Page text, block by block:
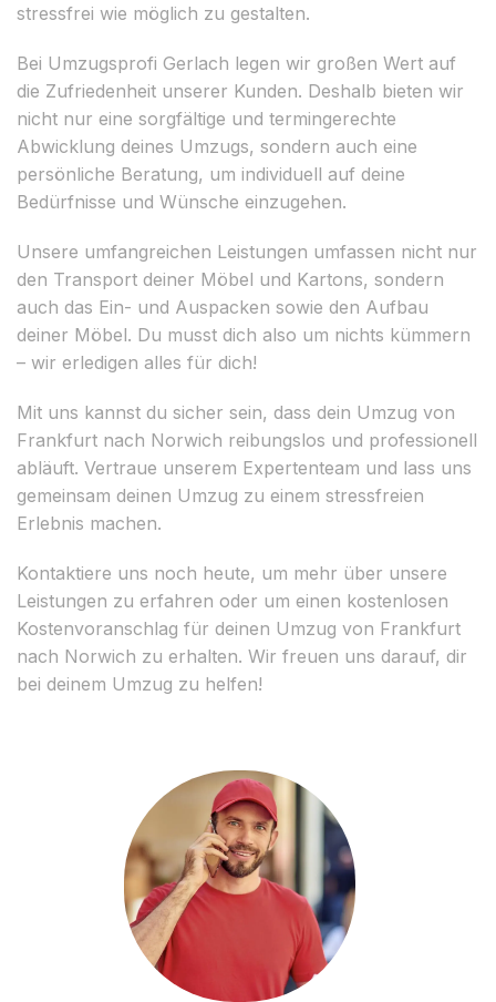
stressfrei wie möglich zu gestalten.
Bei Umzugsprofi Gerlach legen wir großen Wert auf
die Zufriedenheit unserer Kunden. Deshalb bieten wir
nicht nur eine sorgfältige und termingerechte
Abwicklung deines Umzugs, sondern auch eine
persönliche Beratung, um individuell auf deine
Bedürfnisse und Wünsche einzugehen.
Unsere umfangreichen Leistungen umfassen nicht nur
den Transport deiner Möbel und Kartons, sondern
auch das Ein- und Auspacken sowie den Aufbau
deiner Möbel. Du musst dich also um nichts kümmern
– wir erledigen alles für dich!
Mit uns kannst du sicher sein, dass dein Umzug von
Frankfurt nach Norwich reibungslos und professionell
abläuft. Vertraue unserem Expertenteam und lass uns
gemeinsam deinen Umzug zu einem stressfreien
Erlebnis machen.
Kontaktiere uns noch heute, um mehr über unsere
Leistungen zu erfahren oder um einen kostenlosen
Kostenvoranschlag für deinen Umzug von Frankfurt
nach Norwich zu erhalten. Wir freuen uns darauf, dir
bei deinem Umzug zu helfen!